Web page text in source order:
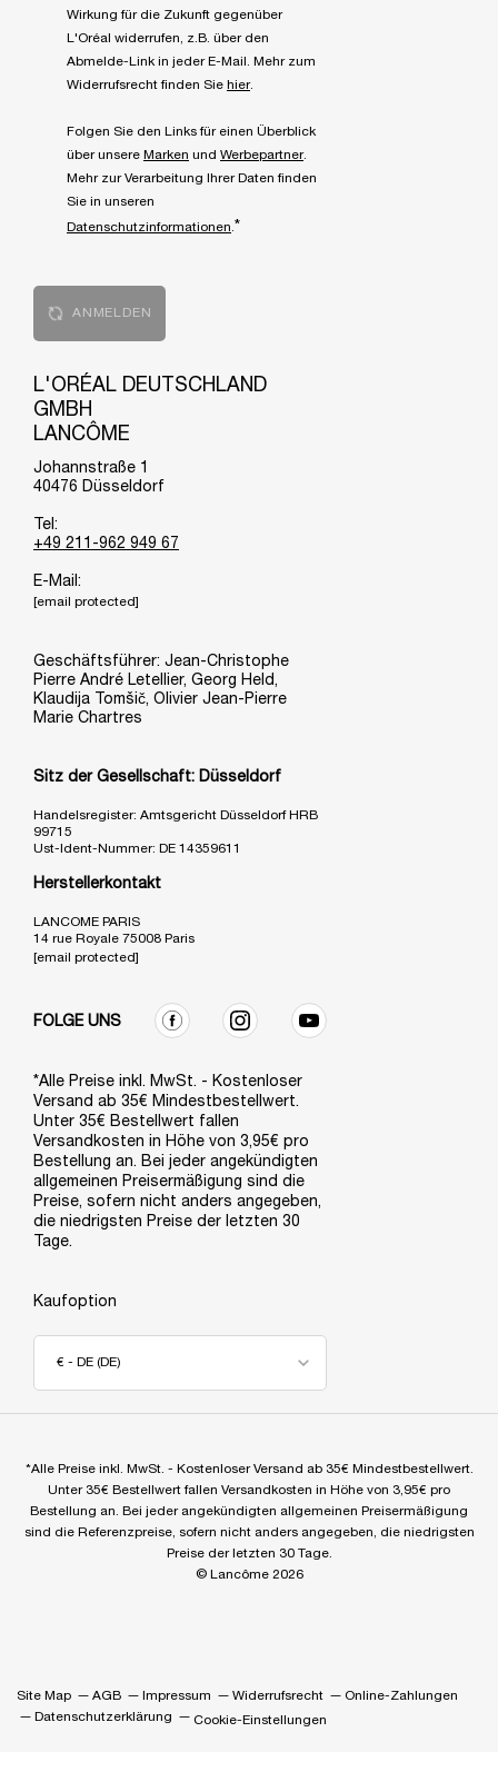
Wirkung für die Zukunft gegenüber
L'Oréal widerrufen, z.B. über den
Abmelde-Link in jeder E-Mail. Mehr zum
Widerrufsrecht finden Sie hier.
Folgen Sie den Links für einen Überblick
über unsere Marken und Werbepartner.
Mehr zur Verarbeitung Ihrer Daten finden
Sie in unseren
Datenschutzinformationen.*
ANMELDEN
L'ORÉAL DEUTSCHLAND
GMBH
LANCÔME
Johannstraße 1
40476 Düsseldorf
Tel:
+49 211-962 949 67
E-Mail:
[email protected]
Geschäftsführer: Jean-Christophe
Pierre André Letellier, Georg Held,
Klaudija Tomšič, Olivier Jean-Pierre
Marie Chartres
Sitz der Gesellschaft: Düsseldorf
Handelsregister: Amtsgericht Düsseldorf HRB
99715
Ust-Ident-Nummer: DE 14359611
Herstellerkontakt
LANCOME PARIS
14 rue Royale 75008 Paris
[email protected]
FOLGE UNS
*Alle Preise inkl. MwSt. - Kostenloser
Versand ab 35€ Mindestbestellwert.
Unter 35€ Bestellwert fallen
Versandkosten in Höhe von 3,95€ pro
Bestellung an. Bei jeder angekündigten
allgemeinen Preisermäßigung sind die
Preise, sofern nicht anders angegeben,
die niedrigsten Preise der letzten 30
Tage.
Kaufoption
€ - DE (DE)
*Alle Preise inkl. MwSt. - Kostenloser Versand ab 35€ Mindestbestellwert.
Unter 35€ Bestellwert fallen Versandkosten in Höhe von 3,95€ pro
Bestellung an. Bei jeder angekündigten allgemeinen Preisermäßigung
sind die Referenzpreise, sofern nicht anders angegeben, die niedrigsten
Preise der letzten 30 Tage.
© Lancôme 2026
Site Map AGB Impressum Widerrufsrecht
Online-Zahlungen
Datenschutzerklärung
Cookie-Einstellungen